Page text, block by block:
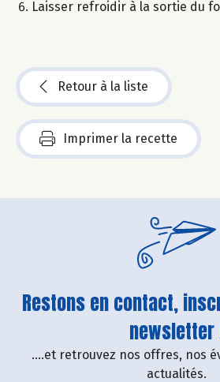
Laisser refroidir à la sortie du
Retour à la liste
Imprimer la recette
Restons en contact,
newsletter
....et retrouvez nos offres, nos
actualités.